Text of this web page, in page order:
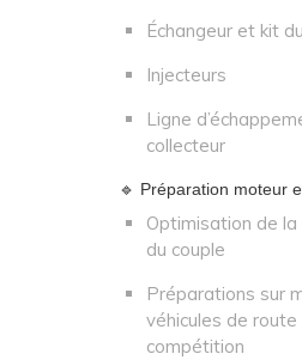
Échangeur et kit
Injecteurs
Ligne
collecteur
🔹 Préparation moteur
Optimisation de
du couple
Préparations sur
véhicules de route
compétition